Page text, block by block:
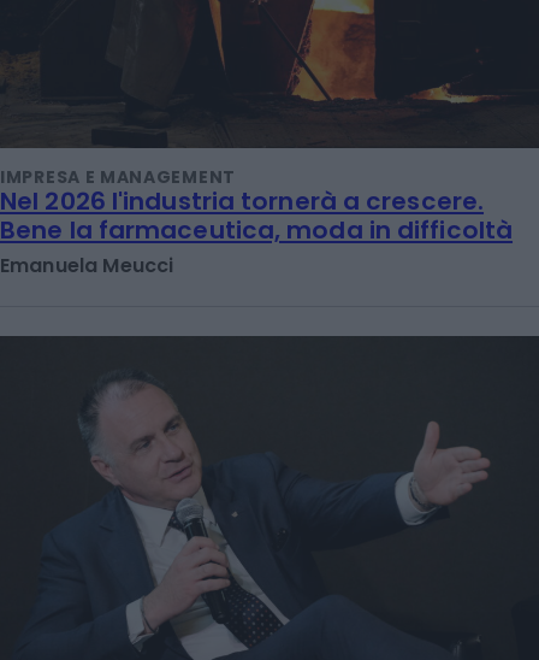
IMPRESA E MANAGEMENT
Nel 2026 l'industria tornerà a crescere.
Bene la farmaceutica, moda in difficoltà
Emanuela Meucci